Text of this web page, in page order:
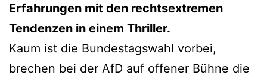
Erfahrungen mit den rechtsextremen
Tendenzen in einem Thriller.
Kaum ist die Bundestagswahl vorbei,
brechen bei der AfD auf offener Bühne die